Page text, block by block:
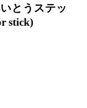
とうステッ
stick)